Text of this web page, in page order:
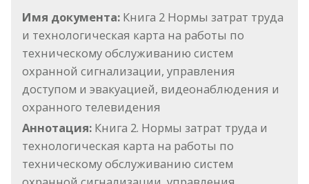
Имя документа: Книга 2 Нормы затрат труда
и технологическая карта на работы по
техническому обслуживанию систем
охранной сигнализации, управления
доступом и эвакуацией, видеонаблюдения и
охранного телевидения
Аннотация: Книга 2. Нормы затрат труда и
технологическая карта на работы по
техническому обслуживанию систем